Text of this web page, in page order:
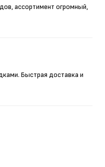
ассортимент огромный,
Быстрая доставка и